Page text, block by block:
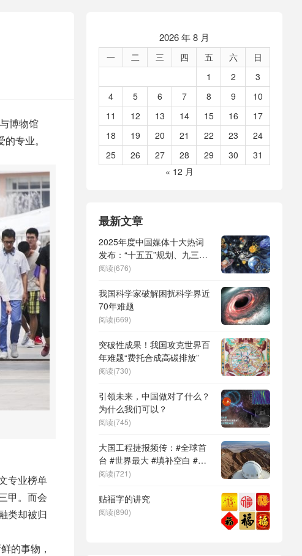
博物馆
专业。
专业榜单
甲。而会
类却被归
的事物，
2026 年 8 月
一 二 三 四 五 六
日
1
2
3
4
5 6 7 8 9
10
11
12 13 14 15 16
17
18
19 20 21 22 23
24
25
26 27 28 29 30
31
« 12 月
最新文章
2025年度中国媒体十大热词
发布：“十五五”规划、九三阅
兵、全球治理倡议、
形机器人、苏超、票根经济、
育儿补贴、科学素养、网络生
态治理
阅读(676)
我国科学家破解困扰科学界近
70年难题
阅读(669)
突破性成果！我国攻克世界百
年难题“费托合成高碳排放”
阅读(730)
引领未来，中国做对了什么？
为什么我们可以？
阅读(745)
大国工程捷报频传：#全球首
台 #世界最大 #填补空白 #突
破关键节点
阅读(721)
贴福字的讲究
阅读(890)